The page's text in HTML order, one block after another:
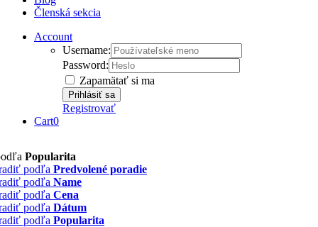
Členská sekcia
Account
Username:
Password:
Zapamätať si ma
Registrovať
Cart0
Popularita
podľa Predvolené poradie
podľa Name
podľa Cena
podľa Dátum
podľa Popularita